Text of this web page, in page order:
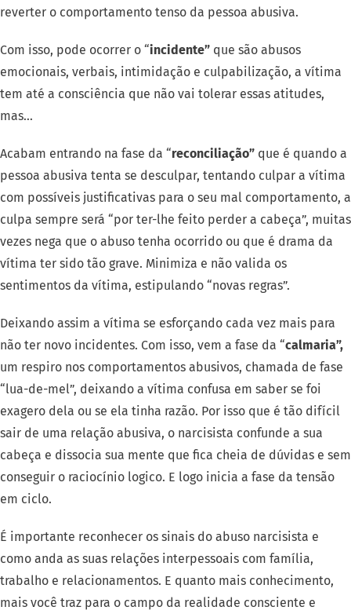
reverter o comportamento tenso da pessoa abusiva.
Com isso, pode ocorrer o “incidente” que são abusos
emocionais, verbais, intimidação e culpabilização, a vítima
tem até a consciência que não vai tolerar essas atitudes,
mas…
Acabam entrando na fase da “reconciliação” que é quando a
pessoa abusiva tenta se desculpar, tentando culpar a vítima
com possíveis justificativas para o seu mal comportamento, a
culpa sempre será “por ter-lhe feito perder a cabeça”, muitas
vezes nega que o abuso tenha ocorrido ou que é drama da
vítima ter sido tão grave. Minimiza e não valida os
sentimentos da vítima, estipulando “novas regras”.
Deixando assim a vítima se esforçando cada vez mais para
não ter novo incidentes. Com isso, vem a fase da “calmaria”,
um respiro nos comportamentos abusivos, chamada de fase
“lua-de-mel”, deixando a vítima confusa em saber se foi
exagero dela ou se ela tinha razão. Por isso que é tão difícil
sair de uma relação abusiva, o narcisista confunde a sua
cabeça e dissocia sua mente que fica cheia de dúvidas e sem
conseguir o raciocínio logico. E logo inicia a fase da tensão
em ciclo.
É importante reconhecer os sinais do abuso narcisista e
como anda as suas relações interpessoais com família,
trabalho e relacionamentos. E quanto mais conhecimento,
mais você traz para o campo da realidade consciente e